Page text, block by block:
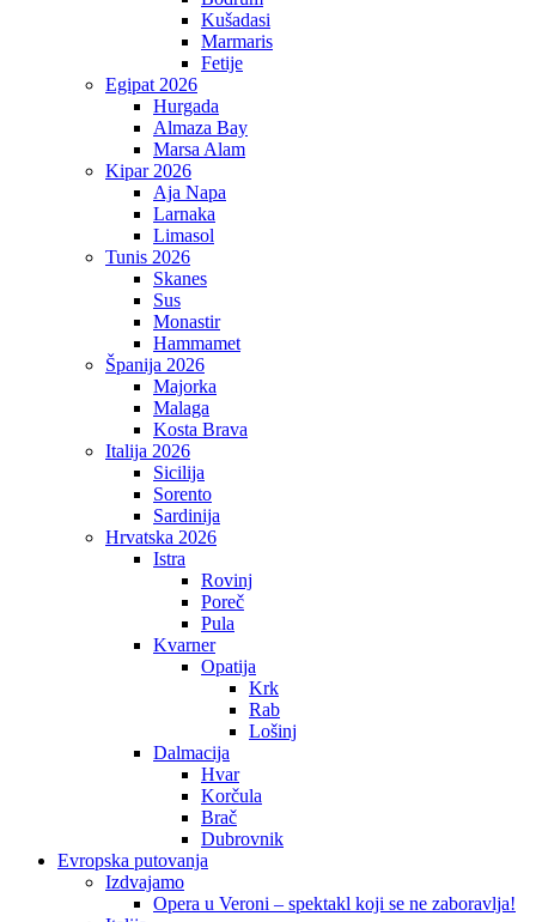
Kušadasi
Marmaris
Fetije
Egipat 2026
Hurgada
Almaza Bay
Marsa Alam
Kipar 2026
Aja Napa
Larnaka
Limasol
Tunis 2026
Skanes
Sus
Monastir
Hammamet
Španija 2026
Majorka
Malaga
Kosta Brava
Italija 2026
Sicilija
Sorento
Sardinija
Hrvatska 2026
Istra
Rovinj
Poreč
Pula
Kvarner
Opatija
Krk
Rab
Lošinj
Dalmacija
Hvar
Korčula
Brač
Dubrovnik
Evropska putovanja
Izdvajamo
Opera u Veroni – spektakl koji se ne zaboravlja!